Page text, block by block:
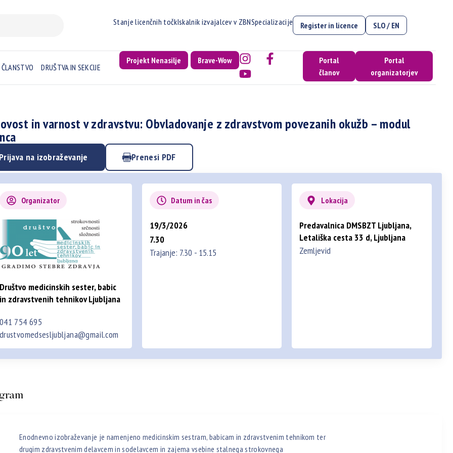
Stanje licenčnih točkIskalnik izvajalcev v ZBNSpecializacije Register in licence SLO / EN
ČLANSTVO DRUŠTVA IN SEKCIJE
Projekt Nenasilje Brave-Wow
Portal
članov
Portal
organizatorjev
in varnost v zdravstvu: Obvladovanje z zdravstvom povezanih okužb – modul
na izobraževanje Prenesi PDF
Organizator
Društvo medicinskih sester, babic
in zdravstvenih tehnikov Ljubljana
041 754 695
drustvomedsesljubljana@gmail.com
Datum in čas
19/3/2026
7.30
Trajanje: 7.30 - 15.15
Lokacija
Predavalnica DMSBZT Ljubljana,
Letališka cesta 33 d, Ljubljana
Zemljevid
Enodnevno izobraževanje je namenjeno medicinskim sestram, babicam in zdravstvenim tehnikom ter
drugim zdravstvenim delavcem in sodelavcem in zajema vsebine stalnega strokovnega